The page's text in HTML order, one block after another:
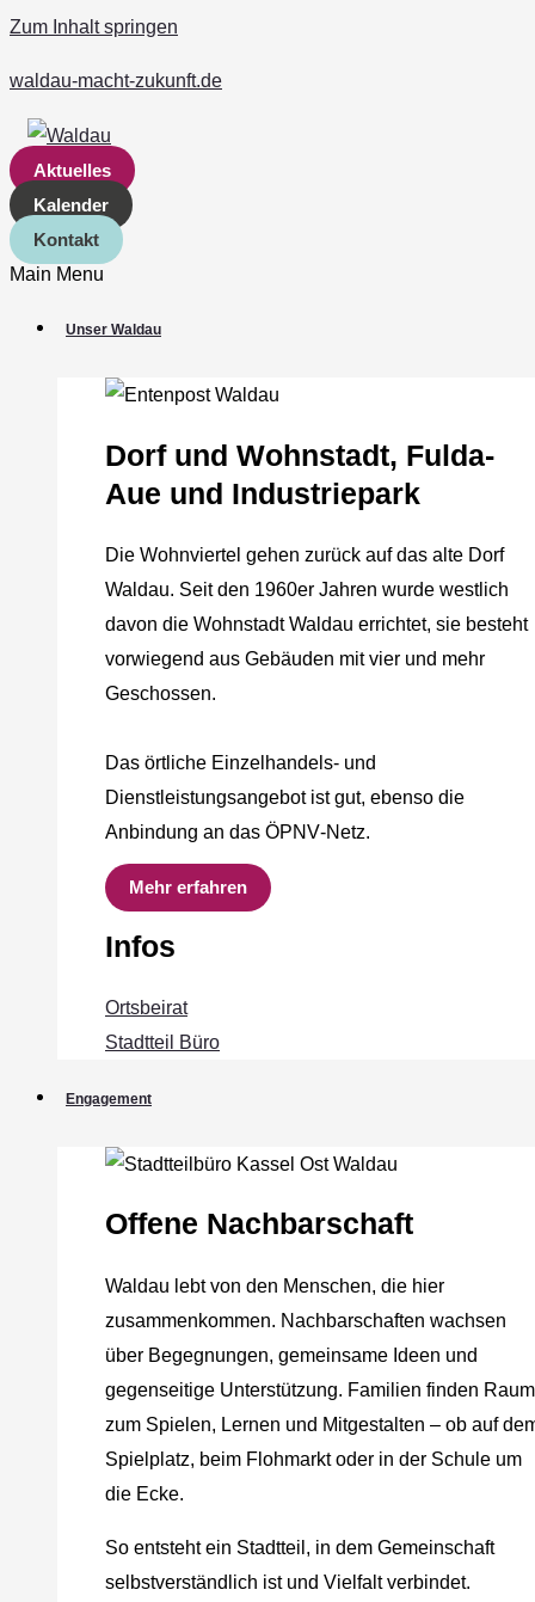
Zum Inhalt springen
waldau-macht-zukunft.de
Aktuelles
Kalender
Kontakt
Main Menu
Unser Waldau
Dorf und Wohnstadt, Fulda‐
Aue und Industriepark
Die Wohnviertel gehen zurück auf das alte Dorf
Waldau. Seit den 1960er Jahren wurde westlich
davon die Wohnstadt Waldau errichtet, sie besteht
vorwiegend aus Gebäuden mit vier und mehr
Geschossen.
Das örtliche Einzelhandels‐ und
Dienstleistungsangebot ist gut, ebenso die
Anbindung an das ÖPNV‐Netz.
Mehr erfahren
Infos
Ortsbeirat
Stadtteil Büro
Engagement
Offene Nachbarschaft
Waldau lebt von den Menschen, die hier
zusammenkommen. Nachbarschaften wachsen
über Begegnungen, gemeinsame Ideen und
gegenseitige Unterstützung. Familien finden Raum
zum Spielen, Lernen und Mitgestalten – ob auf
Spielplatz, beim Flohmarkt oder in der Schule um
die Ecke.
So entsteht ein Stadtteil, in dem Gemeinschaft
selbstverständlich ist und Vielfalt verbindet.